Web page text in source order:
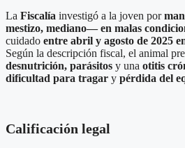
La Fiscalía investigó a la joven por
mestizo, mediano— en malas
cuidado entre abril y agosto de 2025
Según la descripción fiscal, el animal
desnutrición, parásitos y una otitis
dificultad para tragar y pérdida del
Calificación legal